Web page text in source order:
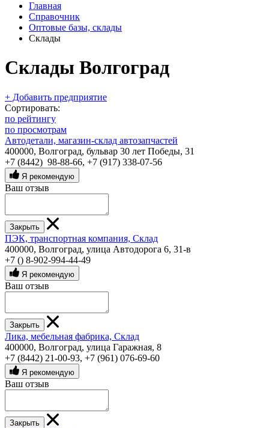
Главная
Справочник
Оптовые базы, склады
Склады
Склады Волгоград
+ Добавить предприятие
Сортировать:
по рейтингу
по просмотрам
Автодетали, магазин-склад автозапчастей
400000, Волгоград, бульвар 30 лет Победы, 31
+7 (8442) 98-88-66, +7 (917) 338-07-56
Я рекомендую
Ваш отзыв
Закрыть
ПЭК, транспортная компания, Склад
400000, Волгоград, улица Автодорога 6, 31-в
+7 () 8-902-994-44-49
Я рекомендую
Ваш отзыв
Закрыть
Лика, мебельная фабрика, Склад
400000, Волгоград, улица Гаражная, 8
+7 (8442) 21-00-93, +7 (961) 076-69-60
Я рекомендую
Ваш отзыв
Закрыть